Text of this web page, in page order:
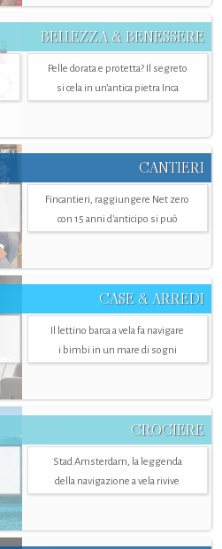
BELLEZZA & BENESSERE
Pelle dorata e protetta? Il segreto
si cela in un’antica pietra Inca
CANTIERI
Fincantieri, raggiungere Net zero
con 15 anni d'anticipo si può
CASE & ARREDI
Il lettino barca a vela fa navigare
i bimbi in un mare di sogni
CROCIERE
Stad Amsterdam, la leggenda
della navigazione a vela rivive